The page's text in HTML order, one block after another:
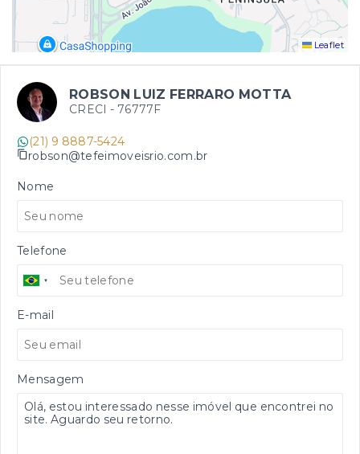
Leaflet
ROBSON LUIZ FERRARO MOTTA
CRECI - 76777F
(21) 9 8887-5424
robson@tefeimoveisrio.com.br
Nome
Telefone
E-mail
Mensagem